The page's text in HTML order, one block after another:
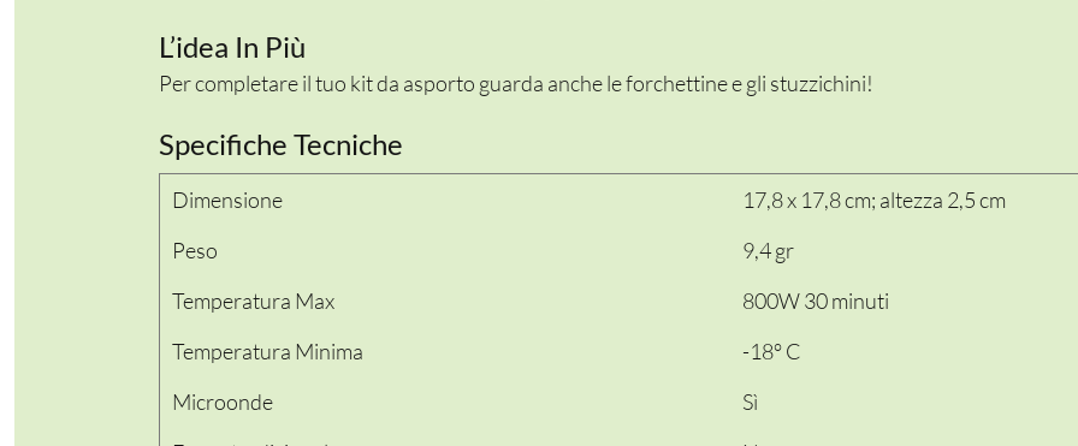
L’idea In Più
Per completare il tuo kit da asporto guarda anche le forchettine e gli stuzzichini!
Specifiche Tecniche
Dimensione
17,8 x 17,8 cm; altezza 2,5 cm
Peso
9,4 gr
Temperatura Max
800W 30 minuti
Temperatura Minima
-18° C
Microonde
Sì